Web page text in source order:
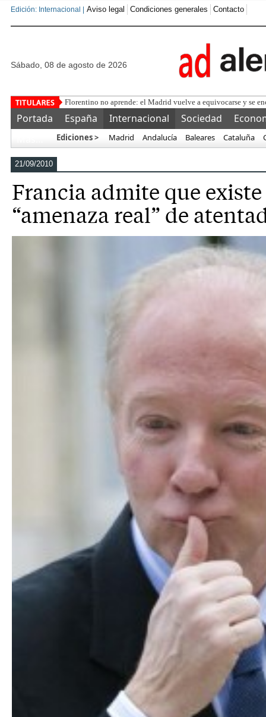
Edición: Internacional | Aviso legal Condiciones generales Contacto
sábado, 08 de agosto de 2026
De la Esprie
Portada España Internacional Sociedad
Ediciones > Madrid Andalucía Baleares Cataluña
21/09/2010
Francia admite que
“amenaza real” de